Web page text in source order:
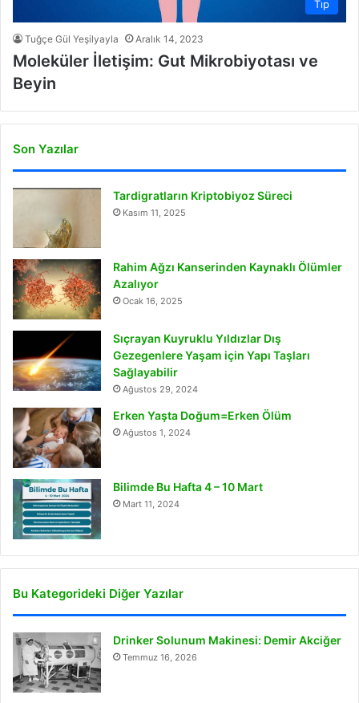
Tıp
Tuğçe Gül Yeşilyayla Aralık 14, 2023
Moleküler İletişim: Gut Mikrobiyotası ve
Beyin
Son Yazılar
Tardigratların Kriptobiyoz Süreci
Kasım 11, 2025
Rahim Ağzı Kanserinden Kaynaklı Ölümler
Azalıyor
Ocak 16, 2025
Sıçrayan Kuyruklu Yıldızlar Dış
Gezegenlere Yaşam için Yapı Taşları
Sağlayabilir
Ağustos 29, 2024
Erken Yaşta Doğum=Erken Ölüm
Ağustos 1, 2024
Bilimde Bu Hafta 4 – 10 Mart
Mart 11, 2024
Bu Kategorideki Diğer Yazılar
Drinker Solunum Makinesi: Demir Akciğer
Temmuz 16, 2026